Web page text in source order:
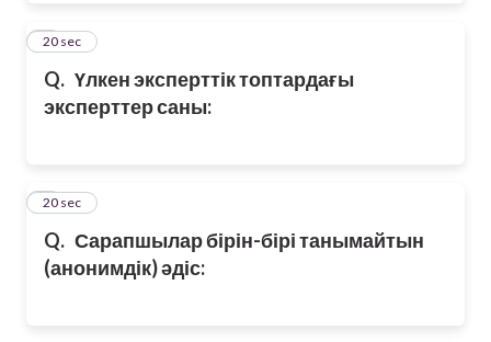
Q. Үлкен эксперттік топтардағы
эксперттер саны:
5
20 sec
Q. Сарапшылар бірін-бірі танымайтын
(анонимдік) әдіс:
6
20 sec